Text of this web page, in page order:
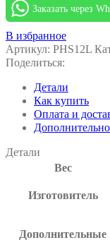
Заказать через
В избранное
Артикул: PHS12L
Поделиться:
Детали
Как купить
Оплата и
Дополнительно
Детали
Вес
Изготовитель
Дополнительные